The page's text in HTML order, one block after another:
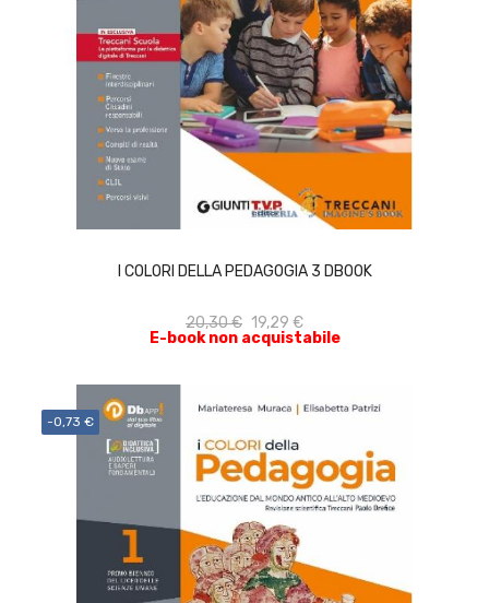
I COLORI DELLA PEDAGOGIA 3 DBOOK
20,30 € 19,29 €
E-book non acquistabile
-0,73 €